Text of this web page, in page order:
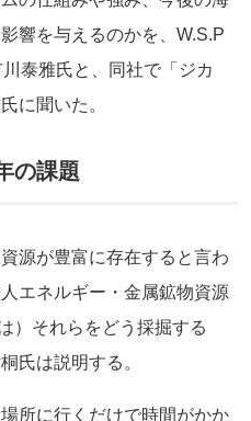
響を与えるのかを、W.S.P
泰雅氏と、同社で「ジカ
に聞いた。
の課題
源が豊富に存在すると言わ
エネルギー・金属鉱物資源
）それらをどう採掘する
氏は説明する。
所に行くだけで時間がかか